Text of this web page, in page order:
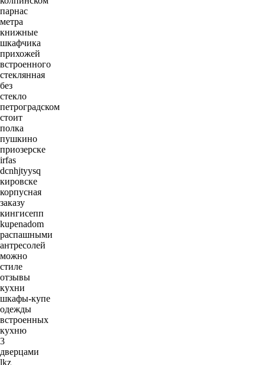
парнас
метра
книжные
шкафчика
прихожей
встроенного
стеклянная
без
стекло
петроградском
стоит
полка
пушкино
приозерске
irfas
dcnhjtyysq
кировске
корпусная
заказу
кингисепп
kupenadom
распашными
антресолей
можно
стиле
отзывы
кухни
шкафы-купе
одежды
встроенных
кухню
3
дверцами
lkz